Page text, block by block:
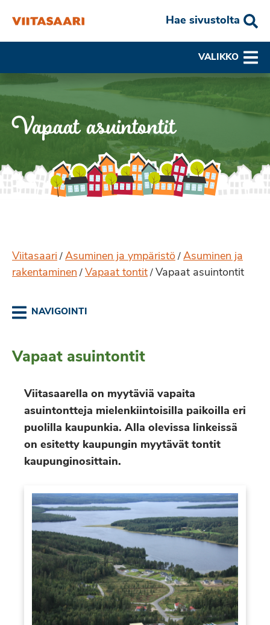
Hae sivustolta
VALIKKO
Vapaat asuintontit
Viitasaari / Asuminen ja ympäristö / Asuminen ja
rakentaminen / Vapaat tontit / Vapaat asuintontit
NAVIGOINTI
Vapaat asuintontit
Viitasaarella on myytäviä vapaita
asuintontteja mielenkiintoisilla paikoilla eri
puolilla kaupunkia. Alla olevissa linkeissä
on esitetty kaupungin myytävät tontit
kaupunginosittain.